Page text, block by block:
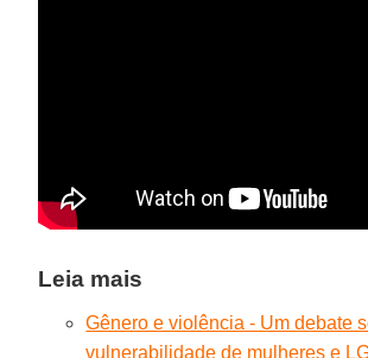
Leia mais
Gênero e violência - Um debate
vulnerabilidade de mulheres e